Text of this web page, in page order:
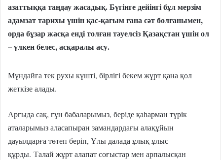
азаттыққа таңдау жасадық. Бүгінге дейінгі бұл мерзім
адамзат тарихы үшін қас-қағым ғана сәт болғанымен,
орда бұзар жасқа енді толған тәуелсіз Қазақстан үшін ол
– үлкен белес, асқаралы асу.
Мұндайға тек рухы күшті, бірлігі бекем жұрт қана қол
жеткізе алады.
Арғыда сақ, ғұн бабаларымыз, беріде қаһарман түрік
аталарымыз аласапыран замандардағы алақұйын
дауылдарға төтеп беріп, Ұлы далада ұлық ұлыс
құрды. Талай жұрт алапат соғыстар мен арпалысқан